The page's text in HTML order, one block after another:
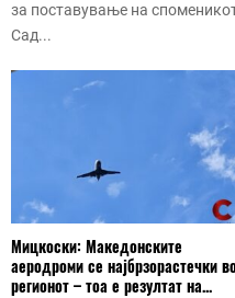
за поставување на
Сад...
Мицкоски: Македонските
аеродроми се најбрзорастечки
регионот – тоа е резултат на...